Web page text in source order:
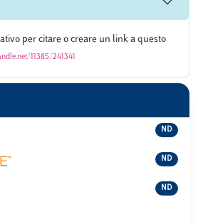
per citare o creare un link a questo
11385/241341
ND
ND
ND